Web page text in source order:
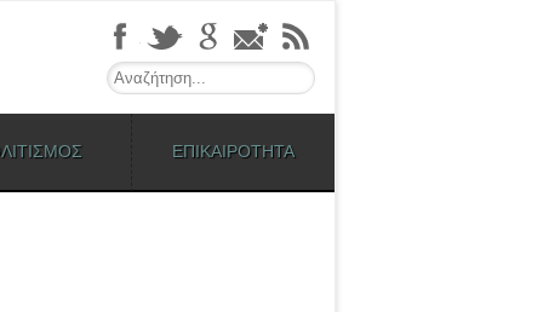
Search
ΕΠΙΚΑΙΡΟΤΗΤΑ